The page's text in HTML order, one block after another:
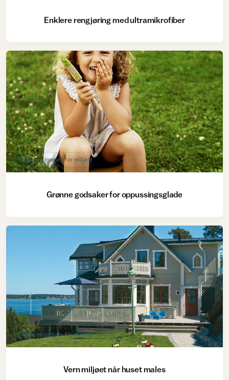
Enklere rengjøring med ultramikrofiber
Gjør en innsats for miljøet
Grønne godsaker for oppussingsglade
Gjør en innsats for miljøet
Vern miljøet når huset males